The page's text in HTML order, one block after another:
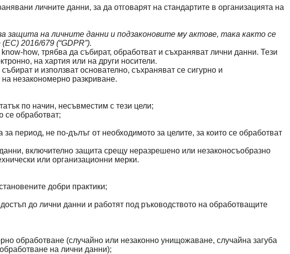
личните данни, за да отговарят на стандартите в организацията на
защита на личните данни и подзаконовите му актове, така както се
2016/679 (“GDPR”).
how, трябва да събират, обработват и съхраняват лични данни. Тези
на хартия или на други носители.
и използват основателно, съхраняват се сигурно и
незакономерно разкриване.
по начин, несъвместим с тези цели;
се обработват;
период, не по-дълъг от необходимото за целите, за които се обработват
включително защита срещу неразрешено или незаконосъобразно
или организационни мерки.
добри практики;
до лични данни и работят под ръководството на обработващите
обработване (случайно или незаконно унищожаване, случайна загуба
на лични данни);